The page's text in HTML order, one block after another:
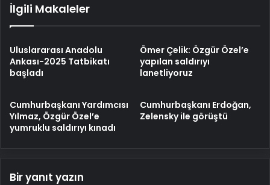
İlgili Makaleler
Uluslararası Anadolu
Ankası-2025 Tatbikatı
başladı
Ömer Çelik: Özgür Özel’e
yapılan saldırıyı
lanetliyoruz
Cumhurbaşkanı Yardımcısı
Yılmaz, Özgür Özel’e
yumruklu saldırıyı kınadı
Cumhurbaşkanı Erdoğan,
Zelensky ile görüştü
Bir yanıt yazın